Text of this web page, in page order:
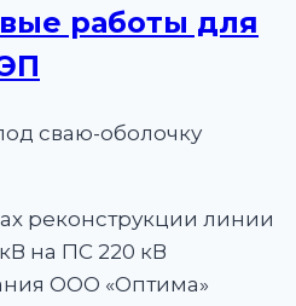
работы для
сваю-оболочку
реконструкции линии
на ПС 220 кВ
ООО «Оптима»